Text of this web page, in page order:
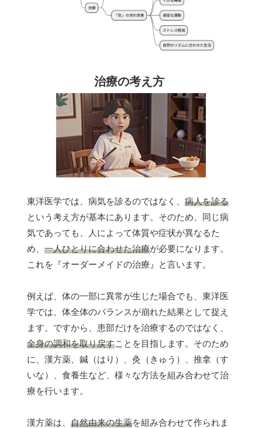
治療の考え方
東洋医学では、病気を診るのではなく、 病人を診る
という考え方が基本にあります。そのため、同じ病
気であっても、人によって体質や症状が異なるた
め、 一人ひとりに合わせた治療が必要になります。
これを『オーダーメイドの治療』と言います。
例えば、体の一部に異常が生じた場合でも、東洋医
学では、体全体のバランスが崩れた結果として捉え
ます。ですから、患部だけを治療するのではなく、
全身の調和を取り戻すことを目指します。そのため
に、漢方薬、鍼（はり）、灸（きゅう）、推拿（す
いな）、食養生など、様々な方法を組み合わせて治
療を行います。
漢方薬は、 自然由来の生薬を組み合わせて作られま